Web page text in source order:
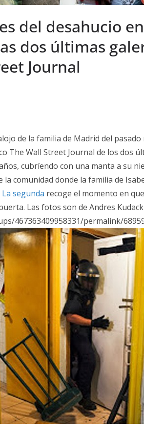
del desahucio
dos últimas
Journal
de la familia de Madrid del
The Wall Street Journal de los dos
cubríendo con una manta a su
la comunidad donde la familia de
La segunda recoge el momento en
Las fotos son de Andres
467363409958331/permalink/